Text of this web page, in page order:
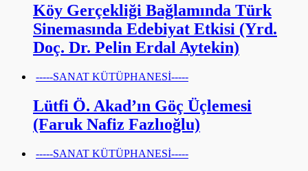
Köy Gerçekliği Bağlamında Türk
Sinemasında Edebiyat Etkisi (Yrd.
Doç. Dr. Pelin Erdal Aytekin)
-----SANAT KÜTÜPHANESİ-----
Lütfi Ö. Akad’ın Göç Üçlemesi
(Faruk Nafiz Fazlıoğlu)
-----SANAT KÜTÜPHANESİ-----